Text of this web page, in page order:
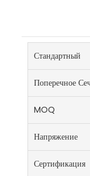
Стандартный
Поперечное
MOQ
Напряжение
Сертификация